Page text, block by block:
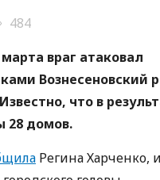
484
враг атаковал
Вознесеновский
что в
28 домов.
Регина Харченко,